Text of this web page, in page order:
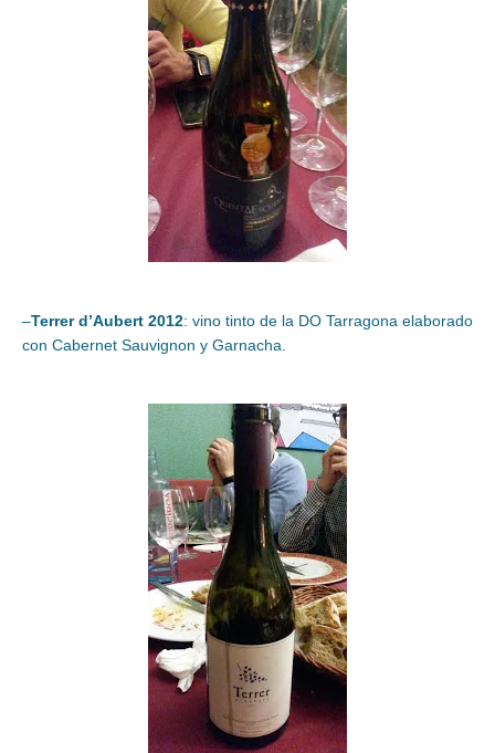
–Terrer d’Aubert 2012: vino tinto de la DO Tarragona elaborado
con Cabernet Sauvignon y Garnacha.